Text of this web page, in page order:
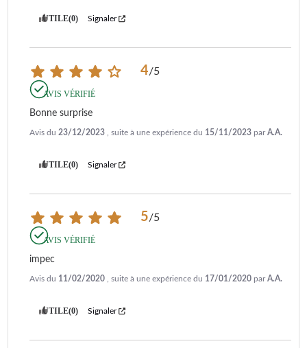
UTILE(0) Signaler
4/5
AVIS VÉRIFIÉ
Bonne surprise
Avis du 23/12/2023 , suite à une expérience du 15/11/2023 parA.A.
UTILE(0) Signaler
5/5
AVIS VÉRIFIÉ
impec
Avis du 11/02/2020 , suite à une expérience du 17/01/2020 parA.A.
UTILE(0) Signaler